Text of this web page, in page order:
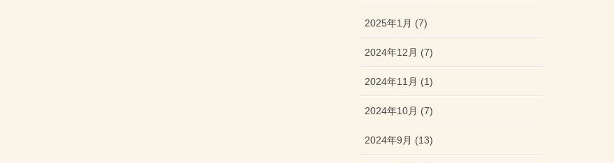
2025年1月 (7)
2024年12月 (7)
2024年11月 (1)
2024年10月 (7)
2024年9月 (13)